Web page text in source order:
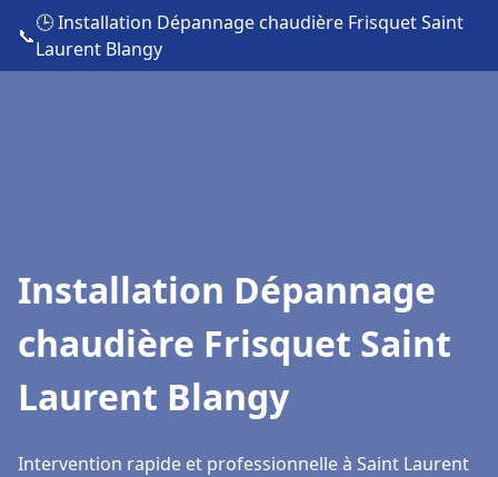
📞
🕒 Installation Dépannage chaudière Frisquet Saint
Laurent Blangy
Installation Dépannage
chaudière Frisquet Saint
Laurent Blangy
Intervention rapide et professionnelle à Saint Laurent